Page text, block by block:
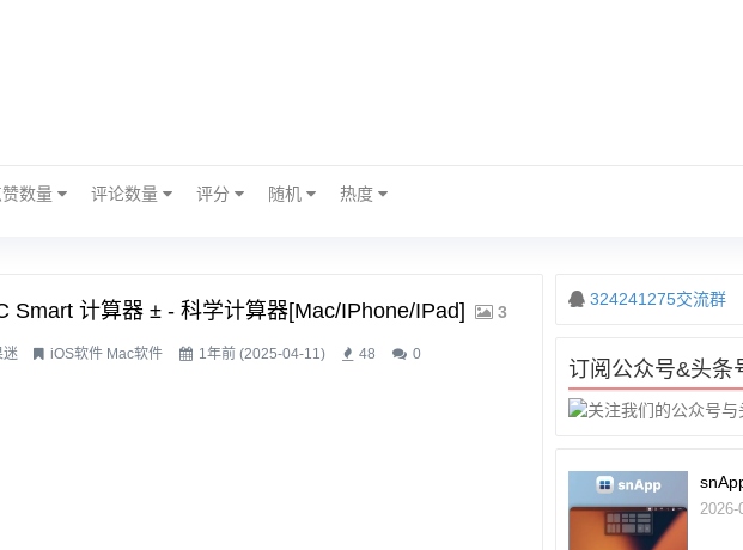
数量 评论数量 评分 随机 热度
Smart 计算器 ± - 科学计算器[Mac/iPhone/iPad] 3
迷 iOS软件 Mac软件 1年前 (2025-04-11) 48 0
324241275交流群
订阅公众号&头条
具
2026-